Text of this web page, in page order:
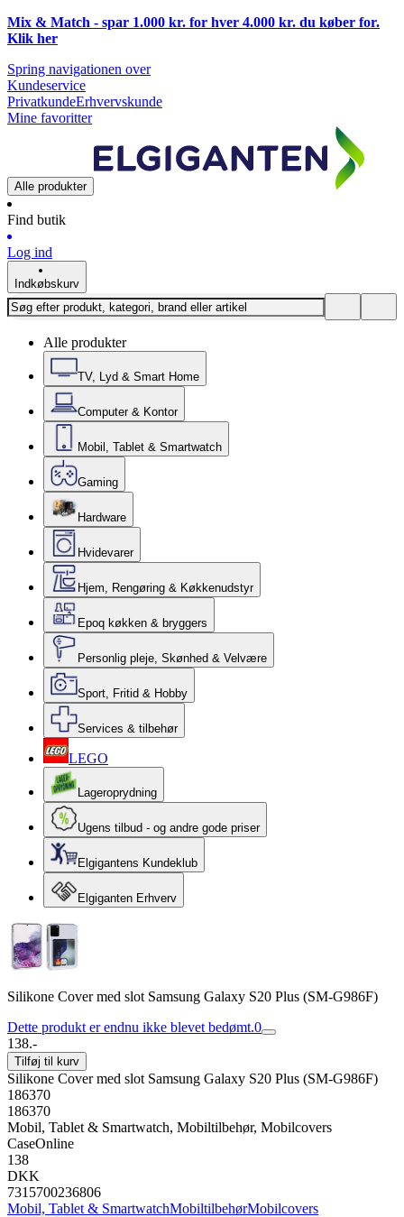
Mix & Match - spar 1.000 kr. for hver 4.000 kr. du køber for.
Klik her
Spring navigationen over
Kundeservice
PrivatkundeErhvervskunde
Mine favoritter
Alle produkter
Find butik
Log ind
Indkøbskurv
Alle produkter
TV, Lyd & Smart Home
Computer & Kontor
Mobil, Tablet & Smartwatch
Gaming
Hardware
Hvidevarer
Hjem, Rengøring & Køkkenudstyr
Epoq køkken & bryggers
Personlig pleje, Skønhed & Velvære
Sport, Fritid & Hobby
Services & tilbehør
LEGO
Lageroprydning
Ugens tilbud - og andre gode priser
Elgigantens Kundeklub
Elgiganten Erhverv
Silikone Cover med slot Samsung Galaxy S20 Plus (SM-G986F)
Dette produkt er endnu ikke blevet bedømt.0
138.-
Tilføj til kurv
Silikone Cover med slot Samsung Galaxy S20 Plus (SM-G986F)
186370
186370
Mobil, Tablet & Smartwatch, Mobiltilbehør, Mobilcovers
CaseOnline
138
DKK
7315700236806
Mobil, Tablet & SmartwatchMobiltilbehørMobilcovers